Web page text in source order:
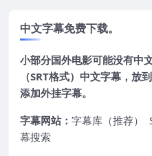
中文字幕免费下载。
小部分国外电影可能没有中
（SRT格式）中文字幕，放
添加外挂字幕。
字幕网站： 字幕库（推荐）
幕搜索